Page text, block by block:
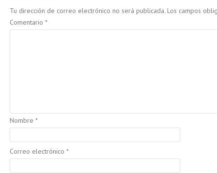
Tu dirección de correo electrónico no será publicada. Los campos
Comentario *
Nombre *
Correo electrónico *